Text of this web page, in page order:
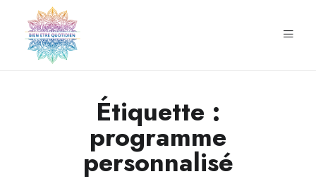
Étiquette :
programme
personnalisé